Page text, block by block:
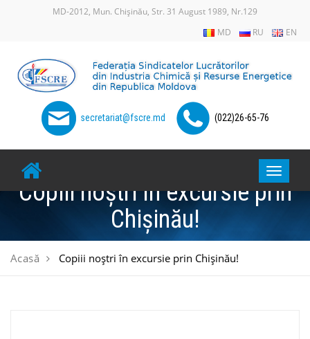
MD-2012, Mun. Chișinău, Str. 31 August 1989, Nr.129
MD
RU EN
secretariat@fscre.md (022)26-65-76
Toggle
Copiii noştri în excursie prin
Chişinău!
Acasă Copiii noştri în excursie prin Chişinău!